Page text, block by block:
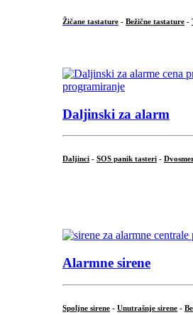
Žičane tastature - Bežične tastature -
Daljinski za alarm
Daljinci - SOS panik tasteri -
Alarmne sirene
Spoljne sirene - Unutrašnje sirene -